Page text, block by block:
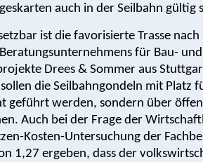
auch in der Seilbahn gültig
ist die favorisierte Trasse
für Bau- und
Drees & Sommer aus
die Seilbahngondeln mit Platz
geführt werden, sondern über
Auch bei der Frage der
Kosten-Untersuchung der
1,27 ergeben, dass der